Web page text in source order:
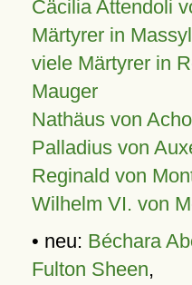
Cäcilia Attendoli
Märtyrer in
viele Märtyrer in
Mauger
Nathäus von
Palladius von
Reginald von
Wilhelm VI. von
• neu: Béchara
Fulton Sheen,